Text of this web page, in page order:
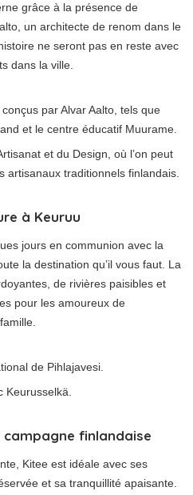
grâce à la présence de
un architecte de renom dans le
ne seront pas en reste avec
dans la ville.
par Alvar Aalto, tels que
et le centre éducatif Muurame.
et du Design, où l’on peut
artisanaux traditionnels finlandais.
à Keuruu
jours en communion avec la
la destination qu’il vous faut. La
de rivières paisibles et
pour les amoureux de
de Pihlajavesi.
Keurusselkä.
campagne finlandaise
Kitee est idéale avec ses
et sa tranquillité apaisante.